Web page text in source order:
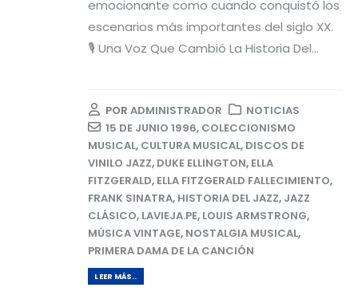
emocionante como cuando conquistó los
escenarios más importantes del siglo XX.
🎙️ Una Voz Que Cambió La Historia Del...
POR ADMINISTRADOR
NOTICIAS
15 DE JUNIO 1996, COLECCIONISMO
MUSICAL, CULTURA MUSICAL, DISCOS DE
VINILO JAZZ, DUKE ELLINGTON, ELLA
FITZGERALD, ELLA FITZGERALD FALLECIMIENTO,
FRANK SINATRA, HISTORIA DEL JAZZ, JAZZ
CLÁSICO, LAVIEJA.PE, LOUIS ARMSTRONG,
MÚSICA VINTAGE, NOSTALGIA MUSICAL,
PRIMERA DAMA DE LA CANCIÓN
LEER MÁS..